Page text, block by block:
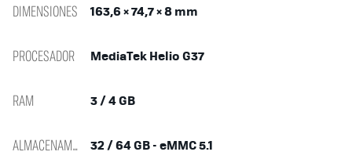
DIMENSIONES 163,6 × 74,7 × 8 mm
PROCESADOR MediaTek Helio G37
RAM 3 / 4 GB
ALMACENAMIENTO 32 / 64 GB - eMMC 5.1